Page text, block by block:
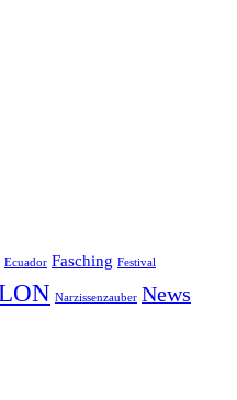
Ecuador Fasching Festival
Narzissenzauber News